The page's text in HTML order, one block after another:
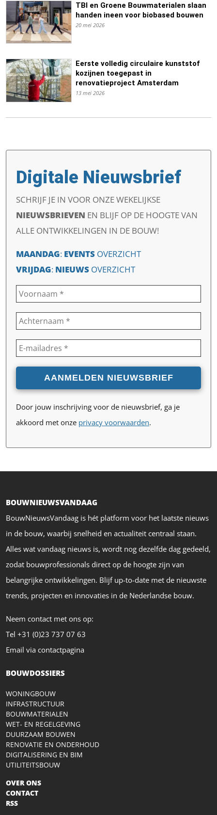
TBI en Groene Bouwmaterialen slaan
handen ineen voor biobased bouwen
20 mei 2026
Eerste volledig circulaire kunststof
kozijnen toegepast in
renovatieproject Amsterdam
13 mei 2026
Digitale Nieuwsbrief
SCHRIJF JE IN VOOR ONZE WEKELIJKSE
NIEUWSBRIEVEN EN BLIJF OP DE HOOGTE VAN
ALLE ONTWIKKELINGEN IN DE BOUW!
MAANDAG: EVENTS OVERZICHT
VRIJDAG: NIEUWS OVERZICHT
Door jouw inschrijving voor de nieuwsbrief, ga je
akkoord met onze privacy voorwaarden.
BOUWNIEUWSVANDAAG
BouwNieuwsVandaag is hét platform voor het laatste nieuws
in de bouw, waarbij snelheid en actualiteit centraal staan.
Alles wat vandaag nieuws is, wordt nog dezelfde dag gedeeld,
zodat bouwprofessionals direct op de hoogte zijn van
belangrijke ontwikkelingen. Blijf up-to-date met de nieuwste
trends, projecten en innovaties in de Nederlandse bouw.
Neem contact met ons op:
Tel +31 (0)23 737 07 63
Email via contactpagina
BOUWDOSSIERS
WONINGBOUW
INFRASTRUCTUUR
BOUWMATERIALEN
WET- EN REGELGEVING
DUURZAAM BOUWEN
RENOVATIE EN ONDERHOUD
DIGITALISERING EN BIM
UTILITEITSBOUW
OVER ONS
CONTACT
RSS